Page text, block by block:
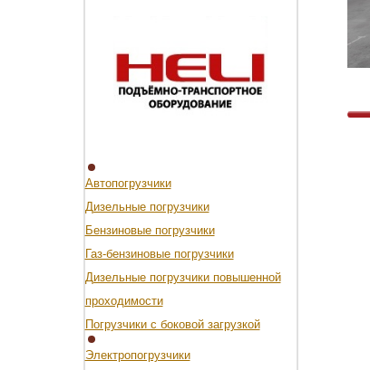
Автопогрузчики
Дизельные погрузчики
Бензиновые погрузчики
Газ-бензиновые погрузчики
Дизельные погрузчики повышенной
проходимости
Погрузчики с боковой загрузкой
Электропогрузчики